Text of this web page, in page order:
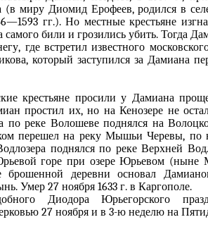
миру Диомид Ерофеев, родился в
гг.). Но местные крестьяне
самого били и грозились убить. Тогда
где встретил известного
который заступился за Дамиана
крестьяне просили у Дамиана
простил их, но на Кенозере не
по реке Волошеве поднялся на
перешел на реку Мышьи Черевы, по
поднялся по реке Верхней
горе при озере Юрьевом (ныне
деревни основал
Умер 27 ноября 1633 г. в Каргополе.
Диодора Юрьегорского
27 ноября и в 3-ю неделю на